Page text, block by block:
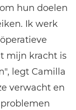
hun doelen
Ik werk
mijn kracht is
legt Camilla
verwacht en